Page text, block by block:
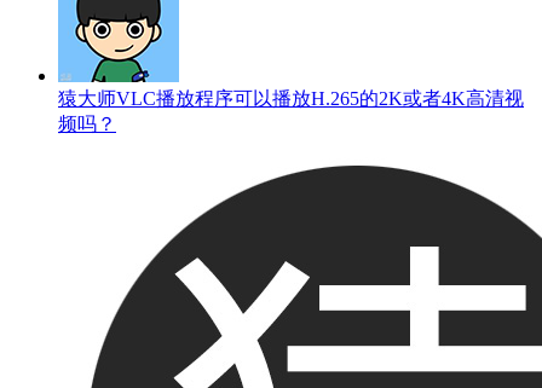
猿大师VLC播放程序可以播放H.265的2K或者4K高清视
频吗？